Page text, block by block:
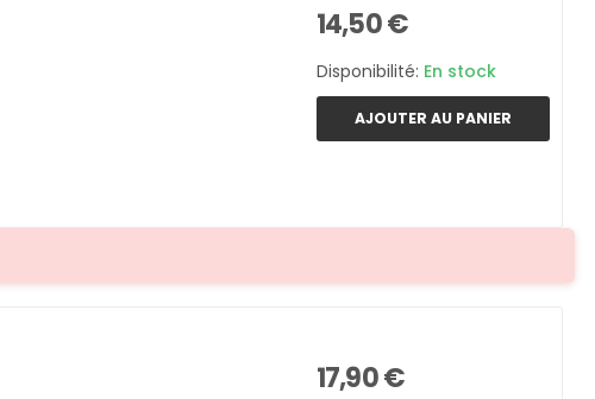
14,50 €
Disponibilité: En stock
AJOUTER AU PANIER
17,90 €